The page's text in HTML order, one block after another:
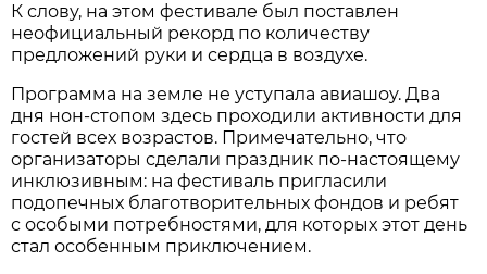
К слову, на этом фестивале был поставлен
неофициальный рекорд по количеству
предложений руки и сердца в воздухе.
Программа на земле не уступала авиашоу. Два
дня нон-стопом здесь проходили активности для
гостей всех возрастов. Примечательно, что
организаторы сделали праздник по-настоящему
инклюзивным: на фестиваль пригласили
подопечных благотворительных фондов и ребят
с особыми потребностями, для которых этот день
стал особенным приключением.